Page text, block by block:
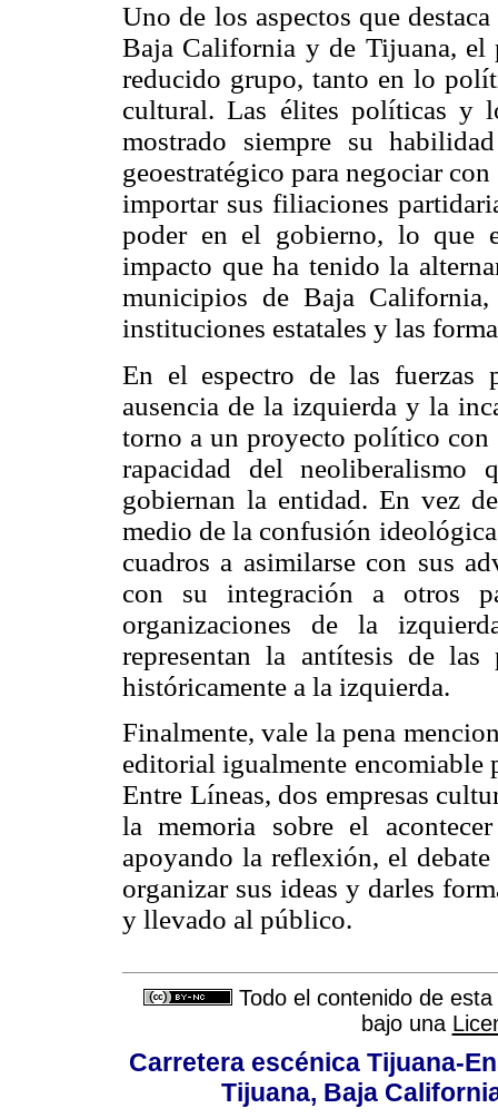
Uno de los aspectos que
Baja California y de Tijuana, el
reducido grupo, tanto en lo
cultural. Las élites políticas y
mostrado siempre su
geoestratégico para negociar
importar sus filiaciones
poder en el gobierno, lo que
impacto que ha tenido la
municipios de Baja
instituciones estatales y las
En el espectro de las fuerzas
ausencia de la izquierda y la
torno a un proyecto político con
rapacidad del neoliberalismo
gobiernan la entidad. En vez
medio de la confusión
cuadros a asimilarse con sus
con su integración a otros
organizaciones de la
representan la antítesis de
históricamente a la izquierda.
Finalmente, vale la pena
editorial igualmente
Entre Líneas, dos empresas
la memoria sobre el
apoyando la reflexión, el
organizar sus ideas y darles
y llevado al público.
Todo el contenido de
bajo una
Carretera escénica Tijuana-
Tijuana, Baja